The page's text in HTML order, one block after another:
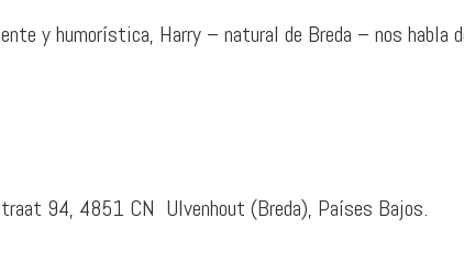
y humorística, Harry – natural de Breda – nos
94, 4851 CN Ulvenhout (Breda), Países Bajos.